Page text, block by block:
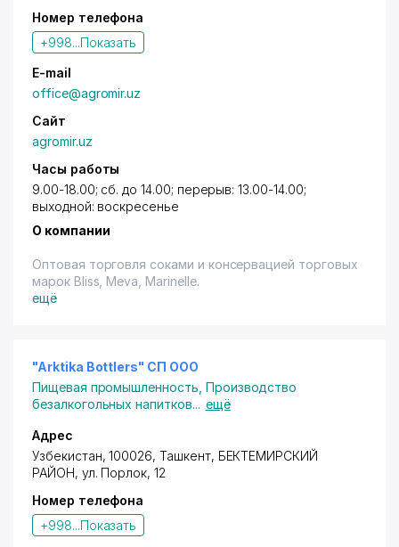
Номер телефона
+998...Показать
E-mail
office@agromir.uz
Сайт
agromir.uz
Часы работы
9.00-18.00; сб. до 14.00; перерыв: 13.00-14.00;
выходной: воскресенье
О компании
Оптовая торговля соками и консервацией торговых
марок Bliss, Meva, Marinelle.
ещё
"Arktika Bottlers" СП ООО
Пищевая промышленность Производство
безалкогольных напитков... ещё
Адрес
Узбекистан, 100026, Ташкент, БЕКТЕМИРСКИЙ
РАЙОН, ул. Порлок, 12
Номер телефона
+998...Показать